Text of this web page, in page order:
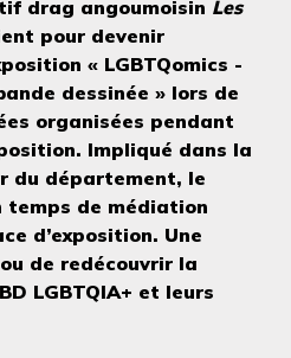
drag angoumoisin Les
pour devenir
« LGBTQomics -
dessinée » lors de
organisées pendant
Impliqué dans la
du département, le
de médiation
d’exposition. Une
de redécouvrir la
LGBTQIA+ et leurs